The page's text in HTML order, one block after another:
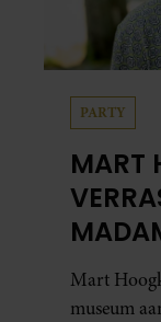
PARTY
MART
Mart
museum